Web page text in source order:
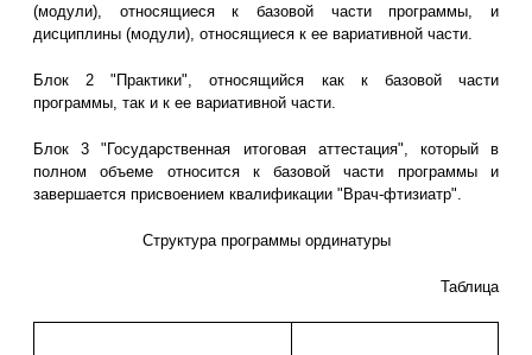
(модули), относящиеся к базовой части программы, и
дисциплины (модули), относящиеся к ее вариативной части.
Блок 2 "Практики", относящийся как к базовой части
программы, так и к ее вариативной части.
Блок 3 "Государственная итоговая аттестация", который в
полном объеме относится к базовой части программы и
завершается присвоением квалификации "Врач-фтизиатр".
Структура программы ординатуры
Таблица